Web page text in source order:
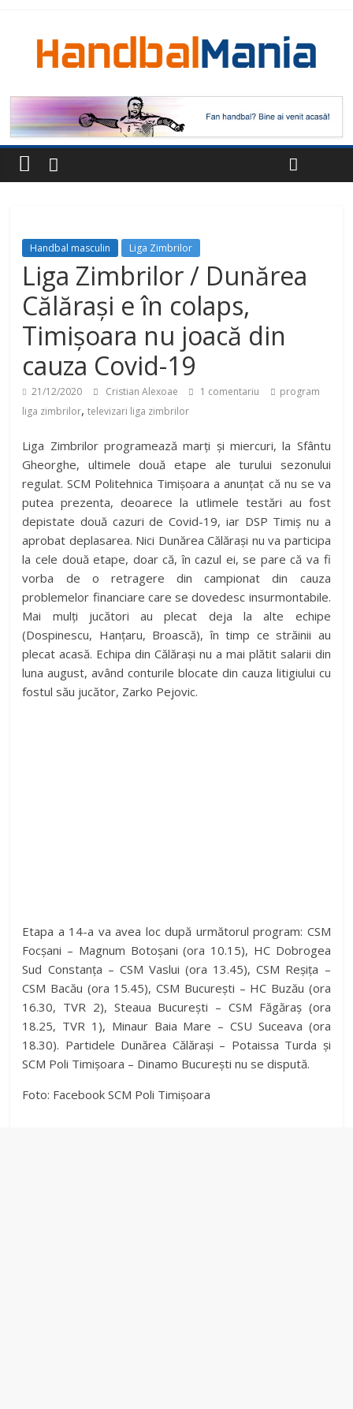
Handbal masculin Liga Zimbrilor
Liga Zimbrilor / Dunărea
Călărași e în colaps,
Timișoara nu joacă din
cauza Covid-19
21/12/2020 Cristian Alexoae 1 comentariu
program
liga zimbrilor,televizari liga zimbrilor
Liga Zimbrilor programează marți și miercuri, la Sfântu
Gheorghe, ultimele două etape ale turului sezonului
regulat. SCM Politehnica Timișoara a anunțat că nu se va
putea prezenta, deoarece la utlimele testări au fost
depistate două cazuri de Covid-19, iar DSP Timiș nu a
aprobat deplasarea. Nici Dunărea Călărași nu va participa
la cele două etape, doar că, în cazul ei, se pare că va fi
vorba de o retragere din campionat din cauza
problemelor financiare care se dovedesc insurmontabile.
Mai mulți jucători au plecat deja la alte echipe
(Dospinescu, Hanțaru, Broască), în timp ce străinii au
plecat acasă. Echipa din Călărași nu a mai plătit salarii din
luna august, având conturile blocate din cauza litigiului cu
fostul său jucător, Zarko Pejovic.
Etapa a 14-a va avea loc după următorul program: CSM
Focșani – Magnum Botoșani (ora 10.15), HC Dobrogea
Sud Constanța – CSM Vaslui (ora 13.45), CSM Reșița –
CSM Bacău (ora 15.45), CSM București – HC Buzău (ora
16.30, TVR 2), Steaua București – CSM Făgăraș (ora
18.25, TVR 1), Minaur Baia Mare – CSU Suceava (ora
18.30). Partidele Dunărea Călărași – Potaissa Turda și
SCM Poli Timișoara – Dinamo București nu se dispută.
Foto: Facebook SCM Poli Timișoara